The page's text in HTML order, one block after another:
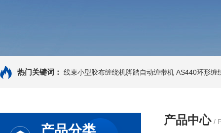
热门关键词： 线束小型胶布缠绕机脚踏自动缠带机 AS440环形缠
产品中心 /